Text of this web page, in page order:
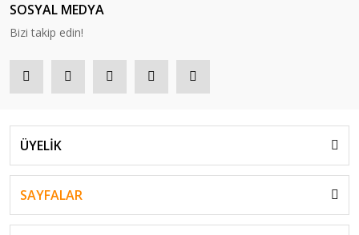
SOSYAL MEDYA
Bizi takip edin!
ÜYELİK
SAYFALAR